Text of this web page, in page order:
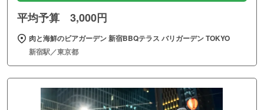
平均予算 3,000円
肉と海鮮のビアガーデン 新宿BBQテラス バリガーデン TOKYO
新宿駅／東京都